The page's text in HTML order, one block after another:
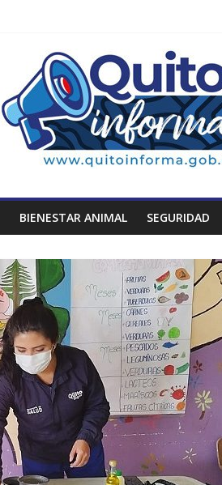
BIENESTAR ANIMAL SEGURIDAD